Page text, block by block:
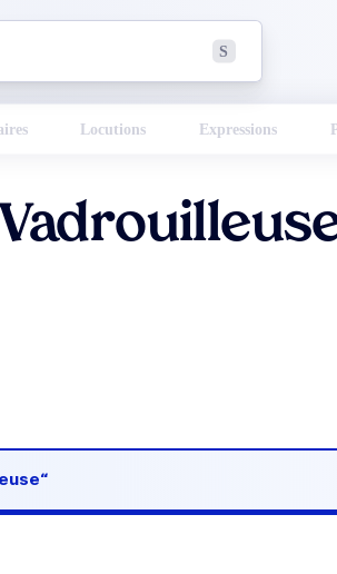
S
Locutions Expressions